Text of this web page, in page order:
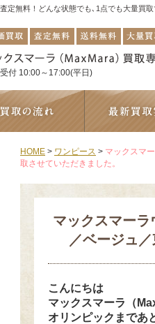
定無料！どんな状態でも､1点でも大量買取
付 10:00～17:00(平日)
HOME > ワンピース > マックスマ
取させていただきました。
マックスマー
／ベージュ
こんにちは
マックスマーラ（
オリンピックまであ